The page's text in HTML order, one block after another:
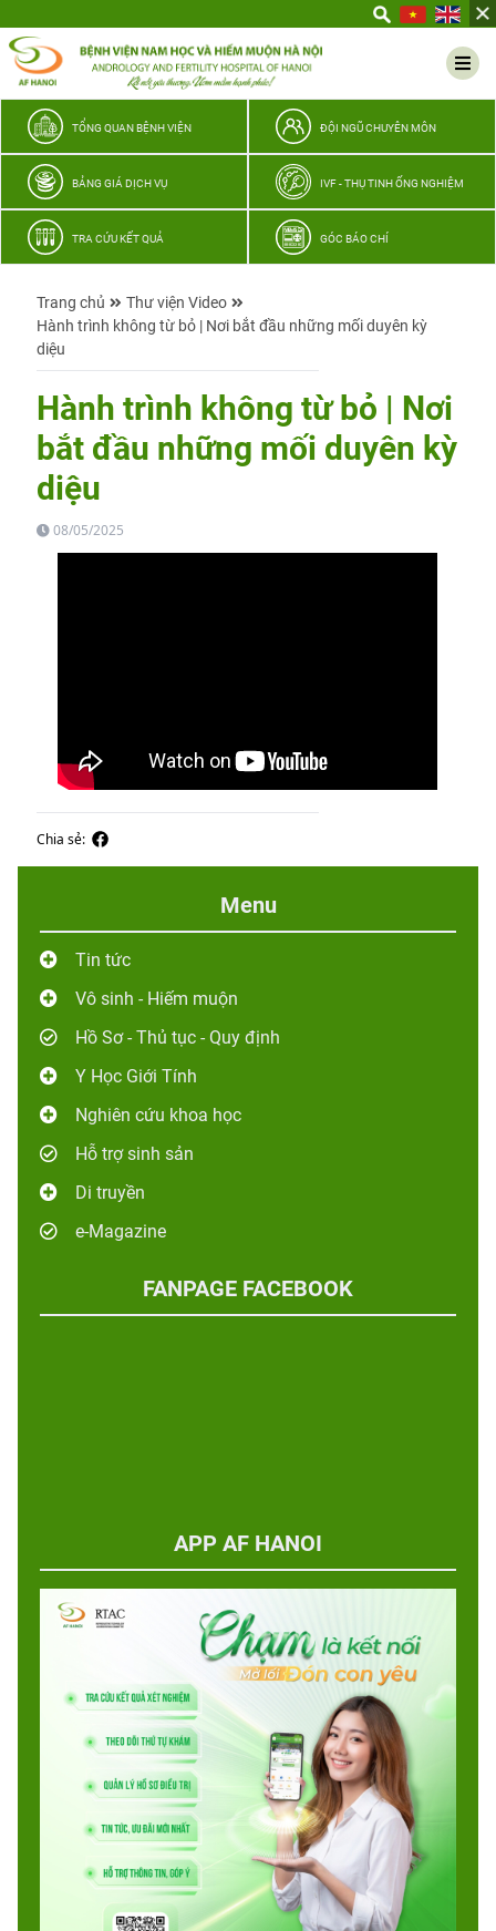
thương
TỔNG QUAN BỆNH VIỆN ĐỘI NGŨ CHUYÊN MÔN
BẢNG GIÁ DỊCH VỤ IVF - THỤ TINH ỐNG NGHIỆM
TRA CỨU KẾT QUẢ GÓC BÁO CHÍ
Trang chủ
Thư viện Video
Hành trình không từ bỏ | Nơi bắt đầu những mối duyên kỳ
diệu
Hành trình không từ bỏ | Nơi
bắt đầu những mối duyên kỳ
diệu
08/05/2025
Chia sẻ:
Menu
Tin tức
Vô sinh - Hiếm muộn
Hồ Sơ - Thủ tục - Quy định
Y Học Giới Tính
Nghiên cứu khoa học
Hỗ trợ sinh sản
Di truyền
e-Magazine
FANPAGE FACEBOOK
APP AF HANOI